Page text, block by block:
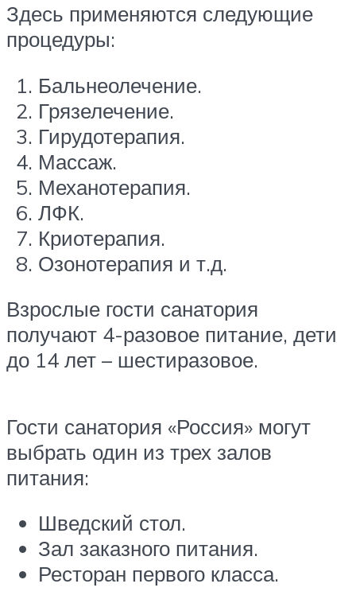
Здесь применяются следующие
процедуры:
Бальнеолечение.
Грязелечение.
Гирудотерапия.
Массаж.
Механотерапия.
ЛФК.
Криотерапия.
Озонотерапия и т.д.
Взрослые гости санатория
получают 4-разовое питание, дети
до 14 лет – шестиразовое.
Гости санатория «Россия» могут
выбрать один из трех залов
питания:
Шведский стол.
Зал заказного питания.
Ресторан первого класса.